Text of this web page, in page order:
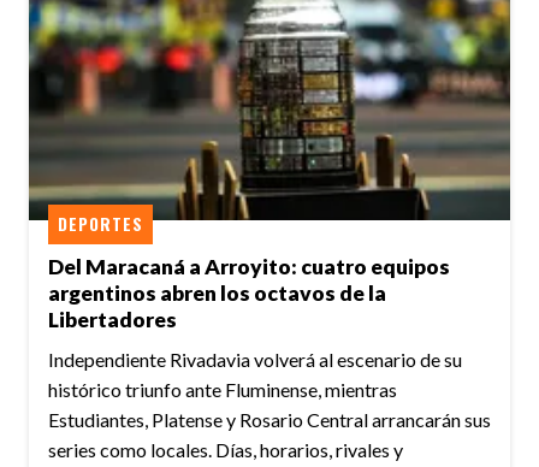
Del Maracaná a Arroyito: cuatro equipos
argentinos abren los octavos de la
Libertadores
DEPORTES
Independiente Rivadavia volverá al escenario de su
histórico triunfo ante Fluminense, mientras
Estudiantes, Platense y Rosario Central arrancarán sus
series como locales. Días, horarios, rivales y